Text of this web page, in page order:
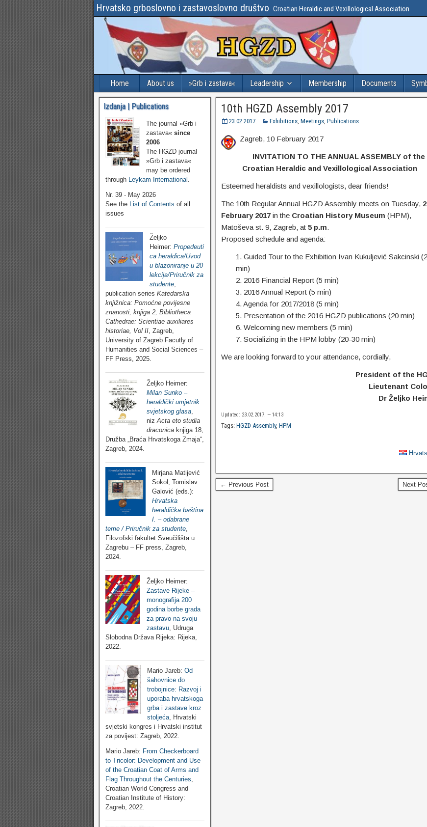
Hrvatsko grboslovno i zastavoslovno društvo Croatian Heraldic and Vexillological Association
Home About us »Grb i zastava« Leadership Membership Documents
10th HGZD Assembly 2017
23.02.2017. Exhibitions, Meetings, Publications
Zagreb, 10 February 2017
INVITATION TO THE ANNUAL ASSEMBLY of the
Croatian Heraldic and Vexillological Association
Esteemed heraldists and vexillologists, dear friends!
The 10th Regular Annual HGZD Assembly meets on Tuesday,
February 2017in the Croatian History Museum (HPM),
Matoševa st. 9, Zagreb, at 5 p.m.
Proposed schedule and agenda:
1. Guided Tour to the Exhibition Ivan Kukuljević Sakcinski
min)
2. 2016 Financial Report (5 min)
3. 2016 Annual Report (5 min)
4. Agenda for 2017/2018 (5 min)
5. Presentation of the 2016 HGZD publications (20 min)
6. Welcoming new members (5 min)
7. Socializing in the HPM lobby (20-30 min)
We are looking forward to your attendance, cordially,
President of the
Lieutenant
Dr Željko
Updated: 23.02.2017. — 14:13
Tags: HGZD Assembly, HPM
← Previous Post Next
Izdanja | Publications
The journal »Grb i
zastava« since
2006
The HGZD journal
»Grb i zastava«
may be ordered
through Leykam International
Nr. 39 - May 2026
See the List of Contents of all
issues
Željko
Heimer: Propedeuti
ca heraldica/Uvod
u blazoniranje u 20
lekcija/Priručnik za
studente,
publication series Katedarska
knjižnica: Pomoćne povijesne
znanosti, knjiga 2, Bibliotheca
Cathedrae: Scientiae auxiliares
historiae, Vol II, Zagreb,
University of Zagreb Facutly of
Humanities and Social Sciences –
FF Press, 2025.
Željko Heimer:
Milan Sunko –
heraldički umjetnik
svjetskog glasa
niz Acta eto studia
draconica knjiga 18,
Družba „Braća Hrvatskoga Zmaja“,
Zagreb, 2024.
Mirjana Matijević
Sokol, Tomislav
Galović (eds.):
Hrvatska
heraldička baština
I. – odabrane
teme / Priručnik za studente,
Filozofski fakultet Sveučilišta u
Zagrebu – FF press, Zagreb,
2024.
Željko Heimer:
Zastave Rijeke –
monografija 200
godina borbe grada
za pravo na svoju
zastavu, Udruga
Slobodna Država Rijeka: Rijeka,
2022.
Mario Jareb: Od
šahovnice do
trobojnice: Razvoj i
uporaba hrvatskoga
grba i zastave kroz
stoljeća, Hrvatski
svjetski kongres i Hrvatski institut
za povijest: Zagreb, 2022.
Mario Jareb: From Checkerboard
to Tricolor: Development and Use
of the Croatian Coat of Arms and
Flag Throughout the Centuries,
Croatian World Congress and
Croatian Institute of History:
Zagreb, 2022.